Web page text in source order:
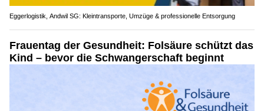
Eggerlogistik, Andwil SG: Kleintransporte, Umzüge & professionelle Entsorgung
Frauentag der Gesundheit: Folsäure schützt das
Kind – bevor die Schwangerschaft beginnt